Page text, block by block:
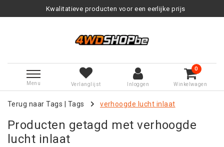
Kwalitatieve producten voor een eerlijke prijs
Menu Verlanglijst Inloggen
0
Winkelwagen
Terug naar Tags Tags verhoogde lucht inlaat
Producten getagd met verhoogde
lucht inlaat